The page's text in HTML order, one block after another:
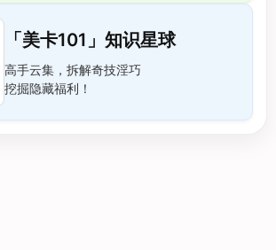
「美卡101」知识星球
高手云集，拆解奇技淫巧
挖掘隐藏福利！